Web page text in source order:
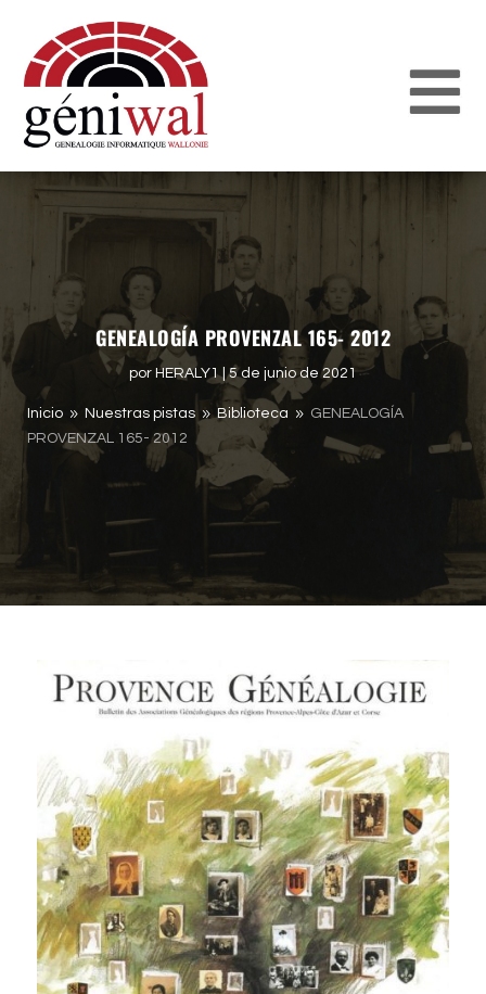
GENEALOGÍA PROVENZAL 165- 2012
por HERALY1|5 de junio de 2021
Inicio 9 Nuestras pistas 9 Biblioteca 9 GENEALOGÍA
PROVENZAL 165- 2012